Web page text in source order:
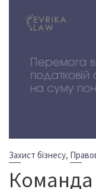
Захист бізнесу,
Команда